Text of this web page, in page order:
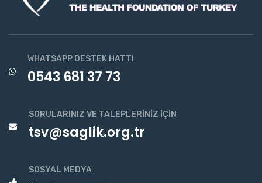
WHATSAPP DESTEK HATTI
0543 681 37 73
SORULARINIZ VE TALEPLERINIZ İÇIN
tsv@saglik.org.tr
SOSYAL MEDYA